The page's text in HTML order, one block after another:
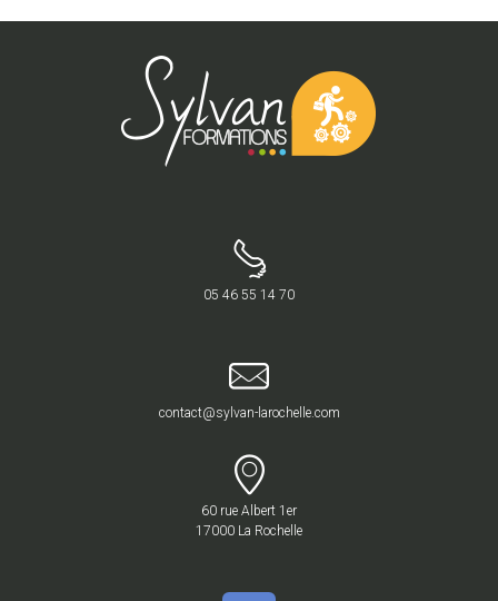
05 46 55 14 70
contact@sylvan-larochelle.com
60 rue Albert 1er
17000 La Rochelle